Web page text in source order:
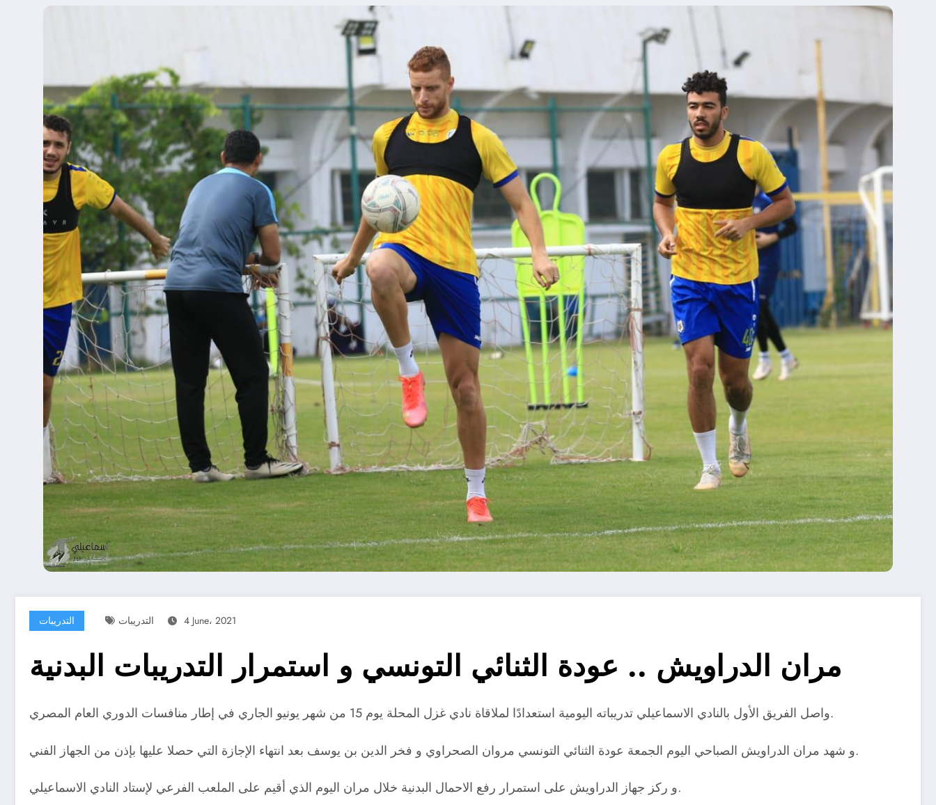
التدريبات التدريبات 4 June، 2021
مران الدراويش .. عودة الثنائي التونسي و استمرار التدريبات البدنية
واصل الفريق الأول بالنادي الاسماعيلي تدريباته اليومية استعدادًا لملاقاة نادي غزل المحلة يوم 15 من شهر يونيو الجاري في إطار منافسات الدوري العام المصري.
و شهد مران الدراويش الصباحي اليوم الجمعة عودة الثنائي التونسي مروان الصحراوي و فخر الدين بن يوسف بعد انتهاء الإجازة التي حصلا عليها بإذن من الجهاز الفني.
و ركز جهاز الدراويش على استمرار رفع الاحمال البدنية خلال مران اليوم الذي أقيم على الملعب الفرعي لإستاد النادي الاسماعيلي.